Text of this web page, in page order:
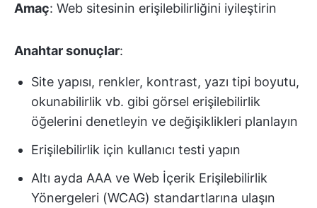
Amaç: Web sitesinin erişilebilirliğini iyileştirin
Anahtar sonuçlar:
Site yapısı, renkler, kontrast, yazı tipi boyutu,
okunabilirlik vb. gibi görsel erişilebilirlik
öğelerini denetleyin ve değişiklikleri planlayın
Erişilebilirlik için kullanıcı testi yapın
Altı ayda AAA ve Web İçerik Erişilebilirlik
Yönergeleri (WCAG) standartlarına ulaşın